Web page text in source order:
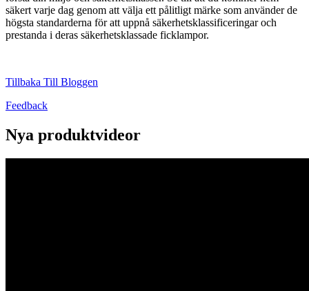
säkert varje dag genom att välja ett pålitligt märke som använder de
högsta standarderna för att uppnå säkerhetsklassificeringar och
prestanda i deras säkerhetsklassade ficklampor.
Tillbaka Till Bloggen
Feedback
Nya produktvideor